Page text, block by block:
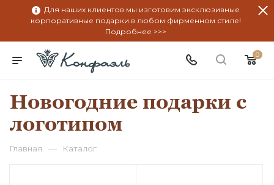
Для наших клиентов мы изготовим эксклюзивные
корпоративные подарки в любом фирменном стиле!
Подробнее >>>
0
Новогодние подарки с
логотипом
Главная — Каталог